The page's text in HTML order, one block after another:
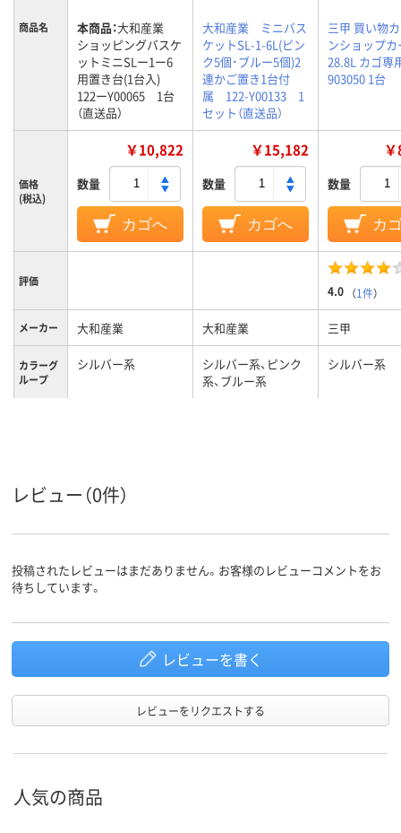
商品名 本商品：大和産業
ショッピングバスケ
ットミニSLー1ー6
用置き台(1台入)
122ーY00065 1台
（直送品）
大和産業 ミニバス
ケットSL-1-6L(ピン
ク5個･ブルー5個)2
連かご置き1台付
属 122-Y00133 1
セット（直送品）
三甲 買い物
ンショップカ
28.8L カゴ専
903050 1台
価格
(税込)
￥10,822
数量
カゴへ
￥15,182
数量
カゴへ
数量
カ
評価
4.0 （1件）
メーカー 大和産業 大和産業 三甲
カラーグ
ループ
シルバー系
シルバー系、ピンク
系、ブルー系
シルバー系
レビュー（0件）
投稿されたレビューはまだありません。お客様のレビューコメントをお
待ちしています。
レビューを書く
レビューをリクエストする
人気の商品